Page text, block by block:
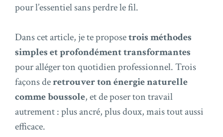
pour l’essentiel sans perdre le fil.
Dans cet article, je te proposetrois méthodes
simples et profondément transformantes
pour alléger ton quotidien professionnel. Trois
façons deretrouver ton énergie naturelle
comme boussole, et de poser ton travail
autrement : plus ancré, plus doux, mais tout aussi
efficace.